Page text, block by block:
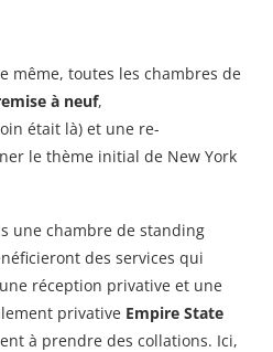
même, toutes les chambres de
à neuf,
était là) et une re-
le thème initial de New York
une chambre de standing
des services qui
réception privative et une
privative Empire State
à prendre des collations. Ici,